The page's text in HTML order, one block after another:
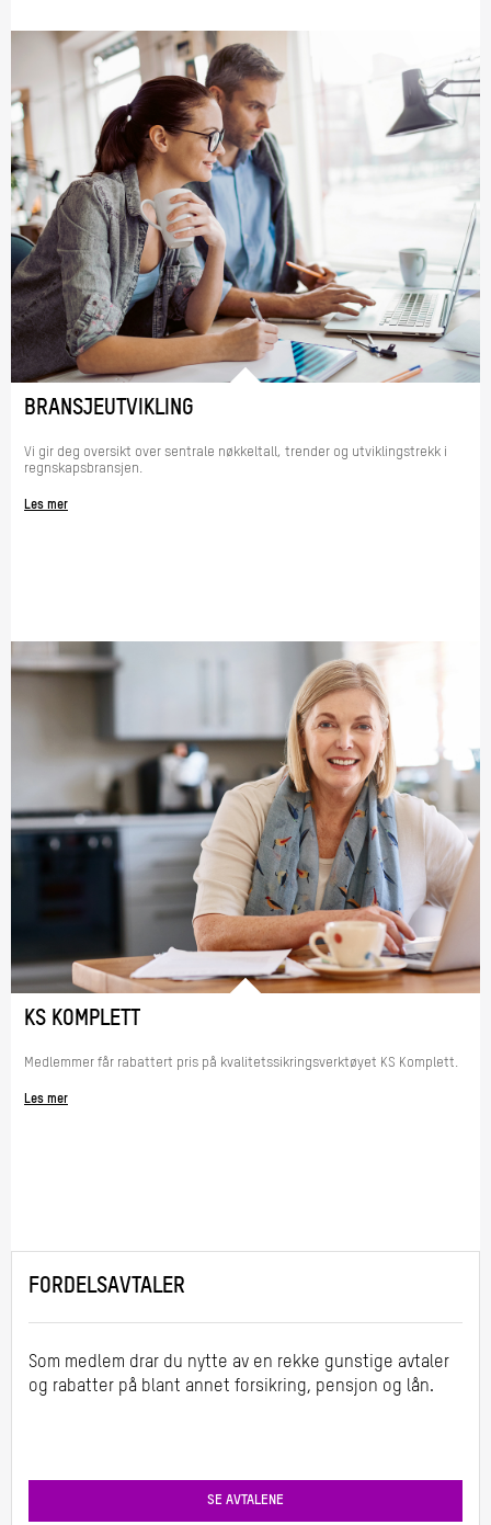
BRANSJEUTVIKLING
Vi gir deg oversikt over sentrale nøkkeltall, trender og utviklingstrekk i
regnskapsbransjen.
Les mer
KS KOMPLETT
Medlemmer får rabattert pris på kvalitetssikringsverktøyet KS Komplett.
Les mer
FORDELSAVTALER
Som medlem drar du nytte av en rekke gunstige avtaler
og rabatter på blant annet forsikring, pensjon og lån.
SE AVTALENE